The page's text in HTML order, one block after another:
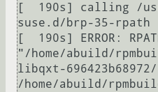
[  190s] calling /
suse.d/brp-35-rpath
[  190s] ERROR:
"/home/abuild/
libqxt-
/home/abuild/